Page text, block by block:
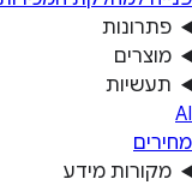
פתרונות
מוצרים
תעשיות
AI
מחירים
מקורות מידע